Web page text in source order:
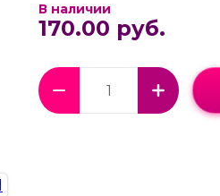
В наличии
170.00 руб.